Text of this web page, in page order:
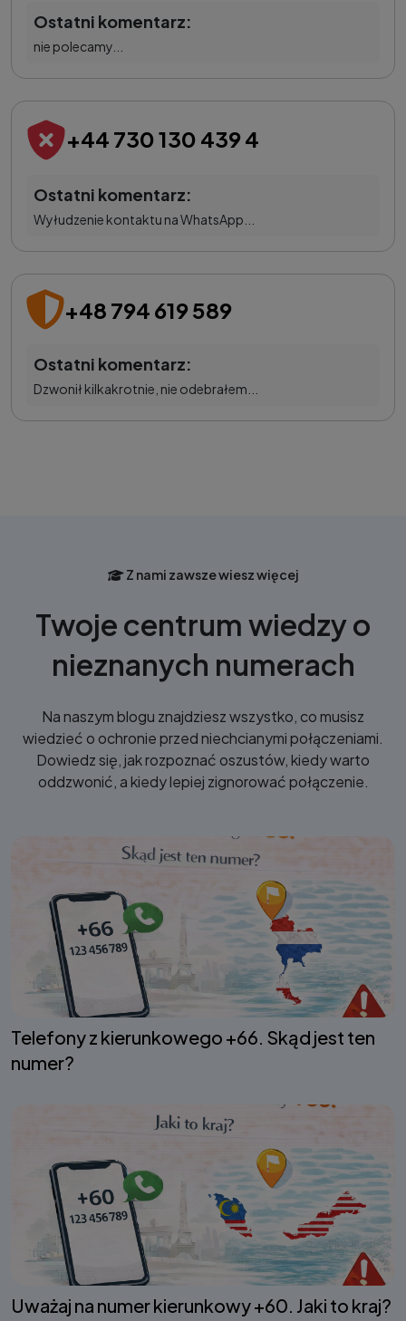
Ostatni komentarz:
nie polecamy...
+44 730 130 439 4
Ostatni komentarz:
Wyłudzenie kontaktu na WhatsApp...
+48 794 619 589
Ostatni komentarz:
Dzwonił kilkakrotnie, nie odebrałem...
Z nami zawsze wiesz więcej
Twoje centrum wiedzy o
nieznanych numerach
Na naszym blogu znajdziesz wszystko, co musisz
wiedzieć o ochronie przed niechcianymi połączeniami.
Dowiedz się, jak rozpoznać oszustów, kiedy warto
oddzwonić, a kiedy lepiej zignorować połączenie.
Telefony z kierunkowego +66. Skąd jest ten
numer?
Uważaj na numer kierunkowy +60. Jaki to kraj?